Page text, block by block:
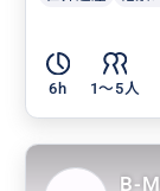
6h 1〜5人
B-